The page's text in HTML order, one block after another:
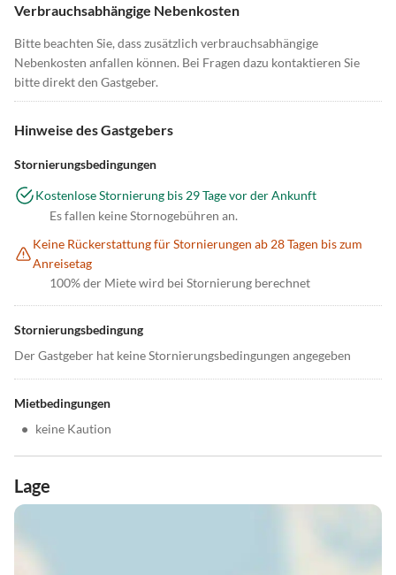
Verbrauchsabhängige Nebenkosten
Bitte beachten Sie, dass zusätzlich verbrauchsabhängige
Nebenkosten anfallen können. Bei Fragen dazu kontaktieren Sie
bitte direkt den Gastgeber.
Hinweise des Gastgebers
Stornierungsbedingungen
Kostenlose Stornierung bis 29 Tage vor der Ankunft
Es fallen keine Stornogebühren an.
Keine Rückerstattung für Stornierungen ab 28 Tagen bis zum
Anreisetag
100% der Miete wird bei Stornierung berechnet
Stornierungsbedingung
Der Gastgeber hat keine Stornierungsbedingungen angegeben
Mietbedingungen
• keine Kaution
Lage